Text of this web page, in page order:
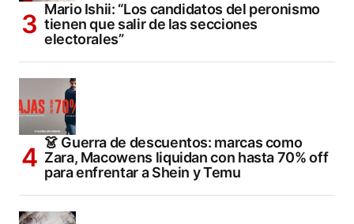
Mario Ishii: “Los candidatos del peronismo
tienen que salir de las secciones
electorales”
👗 Guerra de descuentos: marcas como
Zara, Macowens liquidan con hasta 70% off
para enfrentar a Shein y Temu